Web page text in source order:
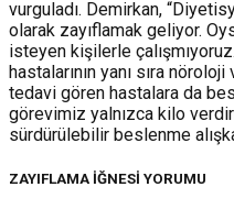
vurguladı. Demirkan,
olarak zayıflamak geliyor.
isteyen kişilerle
hastalarının yanı sıra
tedavi gören hastalara da
görevimiz yalnızca kilo
sürdürülebilir beslenme
ZAYIFLAMA İĞNESİ YORUMU